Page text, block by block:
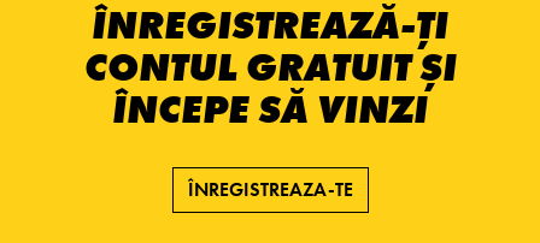
ÎNREGISTREAZĂ-ȚI
CONTUL GRATUIT ȘI
ÎNCEPE SĂ VINZI
ÎNREGISTREAZA-TE